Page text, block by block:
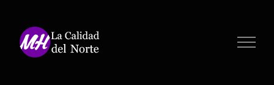
contenido